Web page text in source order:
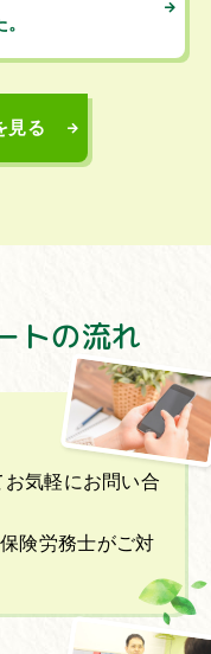
見る
トの流れ
気軽にお問い合
険労務士がご対